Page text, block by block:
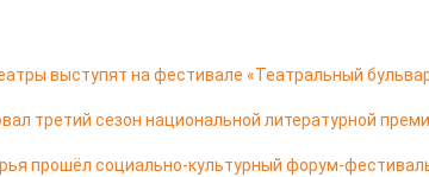
выступят на фестивале «Театральный
третий сезон национальной литературной
прошёл социально-культурный форум-